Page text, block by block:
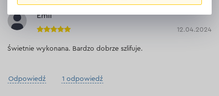
Emil
12.04.2024
Świetnie wykonana. Bardzo dobrze szlifuje.
Odpowiedź 1 odpowiedź